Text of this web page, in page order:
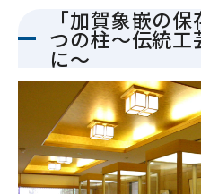
「加賀象嵌の
つの柱〜伝統
に〜